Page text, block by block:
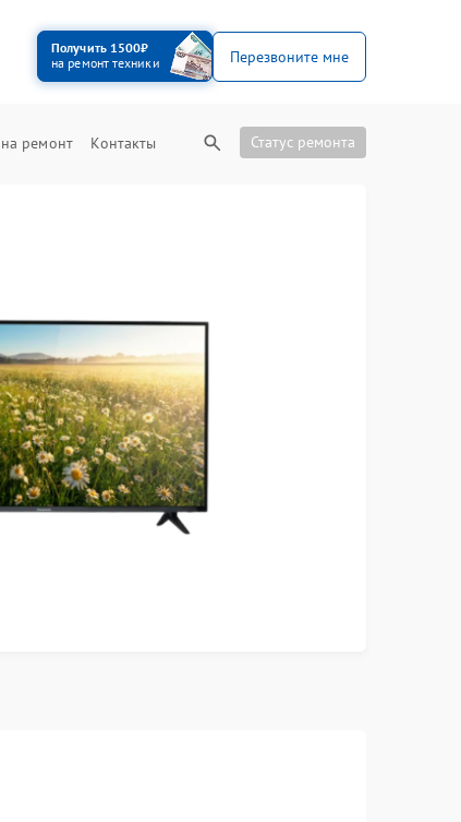
Получить 1500₽
на ремонт техники
Перезвоните мне
ремонт Контакты Статус ремонта